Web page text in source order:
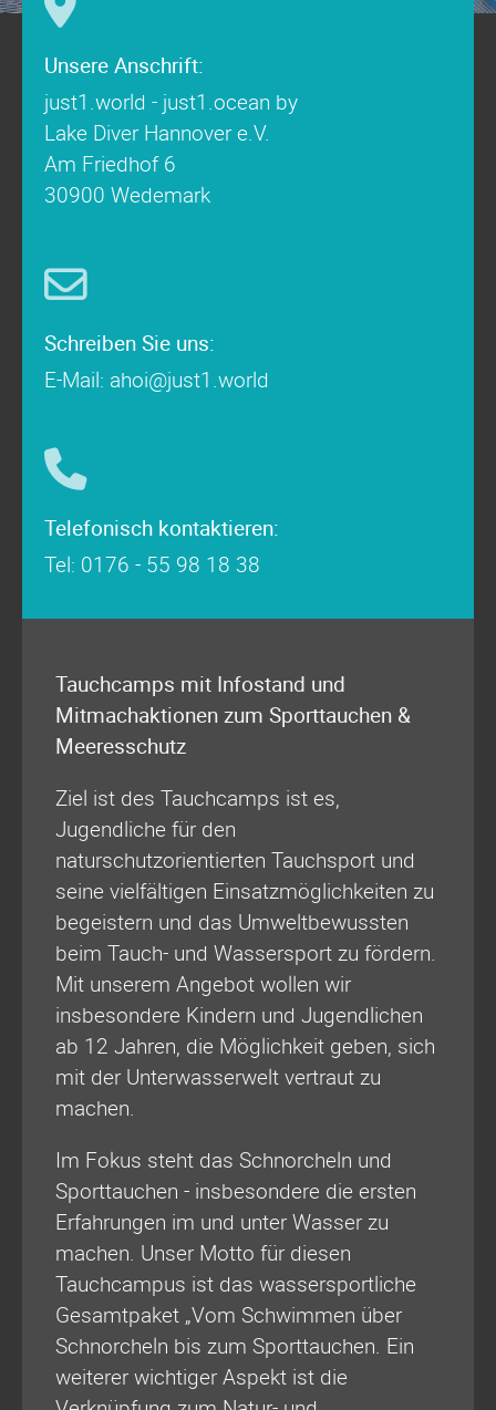
Unsere Anschrift:
just1.world - just1.ocean by
Lake Diver Hannover e.V.
Am Friedhof 6
30900 Wedemark
Schreiben Sie uns:
E-Mail: ahoi@just1.world
Telefonisch kontaktieren:
Tel: 0176 - 55 98 18 38
Tauchcamps mit Infostand und
Mitmachaktionen zum Sporttauchen &
Meeresschutz
Ziel ist des Tauchcamps ist es,
Jugendliche für den
naturschutzorientierten Tauchsport und
seine vielfältigen Einsatzmöglichkeiten zu
begeistern und das Umweltbewussten
beim Tauch- und Wassersport zu fördern.
Mit unserem Angebot wollen wir
insbesondere Kindern und Jugendlichen
ab 12 Jahren, die Möglichkeit geben, sich
mit der Unterwasserwelt vertraut zu
machen.
Im Fokus steht das Schnorcheln und
Sporttauchen - insbesondere die ersten
Erfahrungen im und unter Wasser zu
machen. Unser Motto für diesen
Tauchcampus ist das wassersportliche
Gesamtpaket „Vom Schwimmen über
Schnorcheln bis zum Sporttauchen. Ein
weiterer wichtiger Aspekt ist die